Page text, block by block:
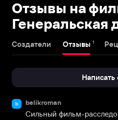
Отзывы на
Генеральская
Создатели Отзывы 1
Написать
b belikroman
Сильный фильм-